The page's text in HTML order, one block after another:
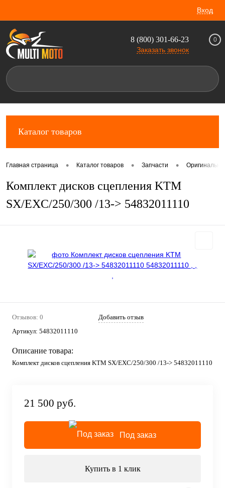
Вход
8 (800) 301-66-23
Заказать звонок
0
Каталог товаров
Главная страница • Каталог товаров • Запчасти •
Комплект дисков сцепления KTM
SX/EXC/250/300 /13-> 54832011110
Отзывов: 0
Добавить отзыв
Артикул: 54832011110
Описание товара:
Комплект дисков сцепления KTM SX/EXC/250/300 /13-> 54832011110
21 500 руб.
Под заказ
Купить в 1 клик